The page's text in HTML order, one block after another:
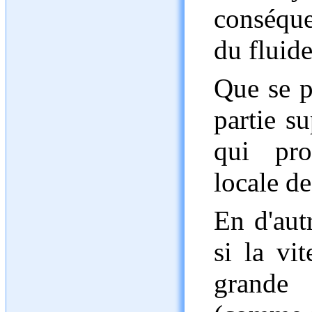
du
Que se
partie
qui
locale
En
si la
grande